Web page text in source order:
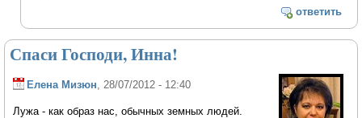
ответить
Спаси Господи, Инна!
Елена Мизюн , 28/07/2012 - 12:40
Лужа - как образ нас, обычных земных людей.